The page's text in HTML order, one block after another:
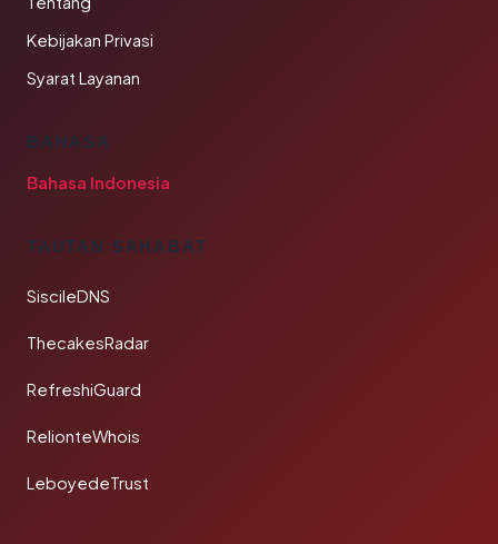
Kebijakan Privasi
Syarat Layanan
BAHASA
Bahasa Indonesia
TAUTAN SAHABAT
SiscileDNS
ThecakesRadar
RefreshiGuard
RelionteWhois
LeboyedeTrust